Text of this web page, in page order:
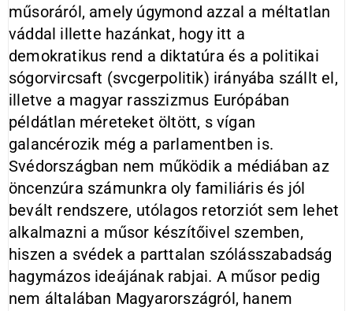
műsoráról, amely úgymond azzal a méltatlan
váddal illette hazánkat, hogy itt a
demokratikus rend a diktatúra és a politikai
sógorvircsaft (svcgerpolitik) irányába szállt el,
illetve a magyar rasszizmus Európában
példátlan méreteket öltött, s vígan
galancérozik még a parlamentben is.
Svédországban nem működik a médiában az
öncenzúra számunkra oly familiáris és jól
bevált rendszere, utólagos retorziót sem lehet
alkalmazni a műsor készítőivel szemben,
hiszen a svédek a parttalan szólásszabadság
hagymázos ideájának rabjai. A műsor pedig
nem általában Magyarországról, hanem